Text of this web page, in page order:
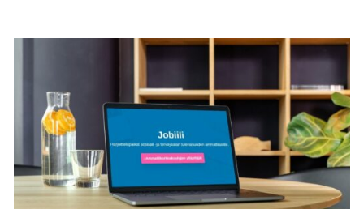
hengenheimon
mistä
löytyvät
tilat
kohtaamiselle?